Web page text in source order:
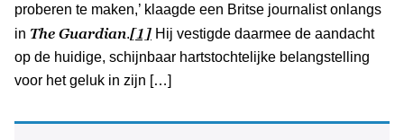
proberen te maken,’ klaagde een Britse journalist onlangs
in The Guardian.[1] Hij vestigde daarmee de aandacht
op de huidige, schijnbaar hartstochtelijke belangstelling
voor het geluk in zijn […]